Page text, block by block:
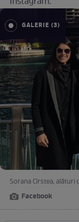
GALERIE (3)
Sorana Cîrstea, alături
Facebook